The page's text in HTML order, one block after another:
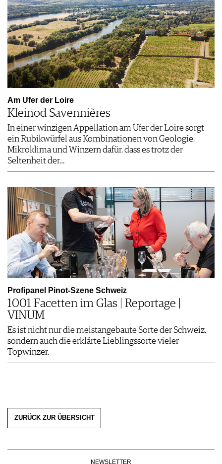
Am Ufer der Loire
Kleinod Savennières
In einer winzigen Appellation am Ufer der Loire sorgt
ein Rubikwürfel aus Kombinationen von Geologie,
Mikroklima und Winzern dafür, dass es trotz der
Seltenheit der…
Profipanel Pinot-Szene Schweiz
1001 Facetten im Glas | Reportage |
VINUM
Es ist nicht nur die meistangebaute Sorte der Schweiz,
sondern auch die erklärte Lieblingssorte vieler
Topwinzer.
ZURÜCK ZUR ÜBERSICHT
NEWSLETTER